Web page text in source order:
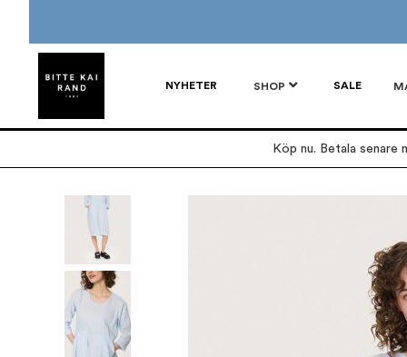
NYHETER SHOP SALE
Köp nu. Betala senare
bildgalleriet